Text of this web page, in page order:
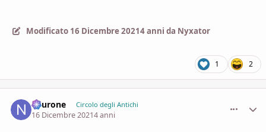
Modificato 16 Dicembre 20214 anni da Nyxator
1 2
neurone Circolo degli Antichi
16 Dicembre 20214 anni